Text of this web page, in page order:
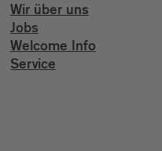
Wir über uns
Jobs
Welcome Info
Service